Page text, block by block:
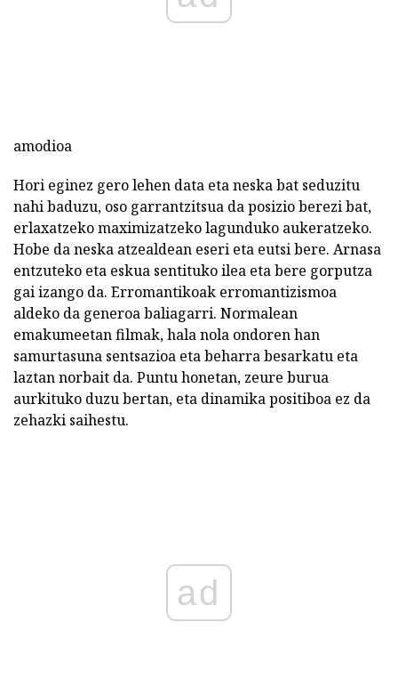
amodioa
Hori eginez gero lehen data eta neska bat seduzitu
nahi baduzu, oso garrantzitsua da posizio berezi bat,
erlaxatzeko maximizatzeko lagunduko aukeratzeko.
Hobe da neska atzealdean eseri eta eutsi bere. Arnasa
entzuteko eta eskua sentituko ilea eta bere gorputza
gai izango da. Erromantikoak erromantizismoa
aldeko da generoa baliagarri. Normalean
emakumeetan filmak, hala nola ondoren han
samurtasuna sentsazioa eta beharra besarkatu eta
laztan norbait da. Puntu honetan, zeure burua
aurkituko duzu bertan, eta dinamika positiboa ez da
zehazki saihestu.
ad